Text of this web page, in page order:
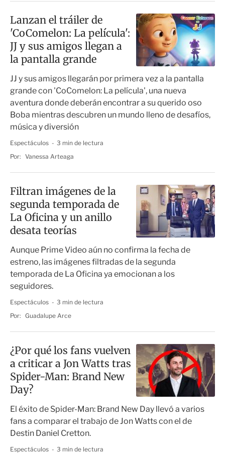
Lanzan el tráiler de
'CoComelon: La película':
JJ y sus amigos llegan a
la pantalla grande
JJ y sus amigos llegarán por primera vez a la pantalla
grande con 'CoComelon: La película', una nueva
aventura donde deberán encontrar a su querido oso
Boba mientras descubren un mundo lleno de desafíos,
música y diversión
Espectáculos
3 min de lectura
Por: Vanessa Arteaga
Filtran imágenes de la
segunda temporada de
La Oficina y un anillo
desata teorías
Aunque Prime Video aún no confirma la fecha de
estreno, las imágenes filtradas de la segunda
temporada de La Oficina ya emocionan a los
seguidores.
Espectáculos
3 min de lectura
Por: Guadalupe Arce
¿Por qué los fans vuelven
a criticar a Jon Watts tras
Spider-Man: Brand New
Day?
El éxito de Spider-Man: Brand New Day llevó a varios
fans a comparar el trabajo de Jon Watts con el de
Destin Daniel Cretton.
Espectáculos
3 min de lectura